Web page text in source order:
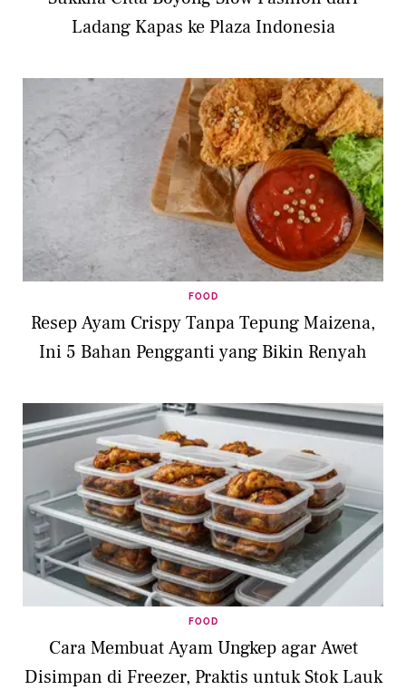
Ladang Kapas ke Plaza Indonesia
FOOD
Resep Ayam Crispy Tanpa Tepung Maizena,
Ini 5 Bahan Pengganti yang Bikin Renyah
FOOD
Cara Membuat Ayam Ungkep agar Awet
Disimpan di Freezer, Praktis untuk Stok Lauk